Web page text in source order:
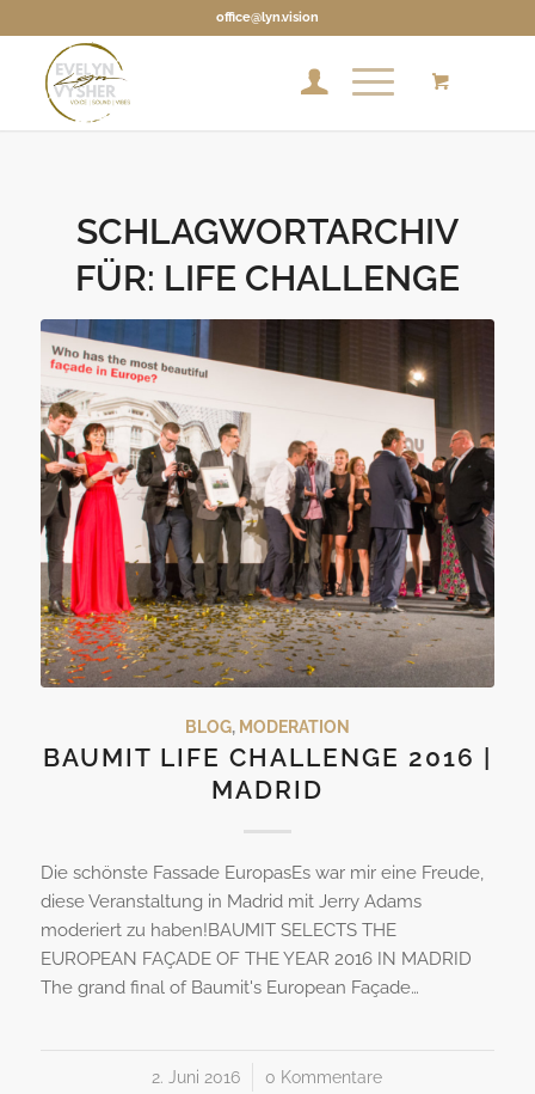
office@lyn.vision
SCHLAGWORTARCHIV
FÜR: LIFE CHALLENGE
BLOG, MODERATION
BAUMIT LIFE CHALLENGE 2016 |
MADRID
Die schönste Fassade EuropasEs war mir eine Freude,
diese Veranstaltung in Madrid mit Jerry Adams
moderiert zu haben!BAUMIT SELECTS THE
EUROPEAN FAÇADE OF THE YEAR 2016 IN MADRID
The grand final of Baumit's European Façade…
2. Juni 2016
/ 0 Kommentare